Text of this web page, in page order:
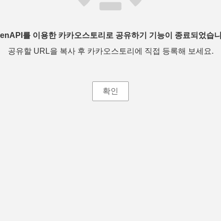
를 이용한 카카오스토리로 공유하기 기능이 종료되었습
공유할 URL을 복사 후 카카오스토리에 직접 등록해 보세요.
확인